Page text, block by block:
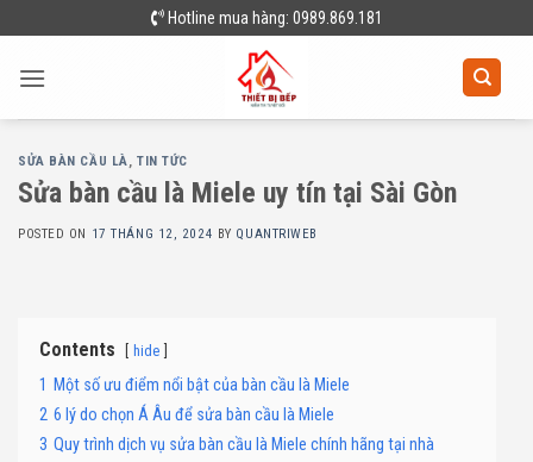
to
content
Hotline mua hàng: 0989.869.181
SỬA BÀN CẦU LÀ, TIN TỨC
Sửa bàn cầu là Miele uy tín tại Sài Gòn
POSTED ON 17 THÁNG 12, 2024 BY QUANTRIWEB
Contents hide
1 Một số ưu điểm nổi bật của bàn cầu là Miele
2 6 lý do chọn Á Âu để sửa bàn cầu là Miele
3 Quy trình dịch vụ sửa bàn cầu là Miele chính hãng tại nhà